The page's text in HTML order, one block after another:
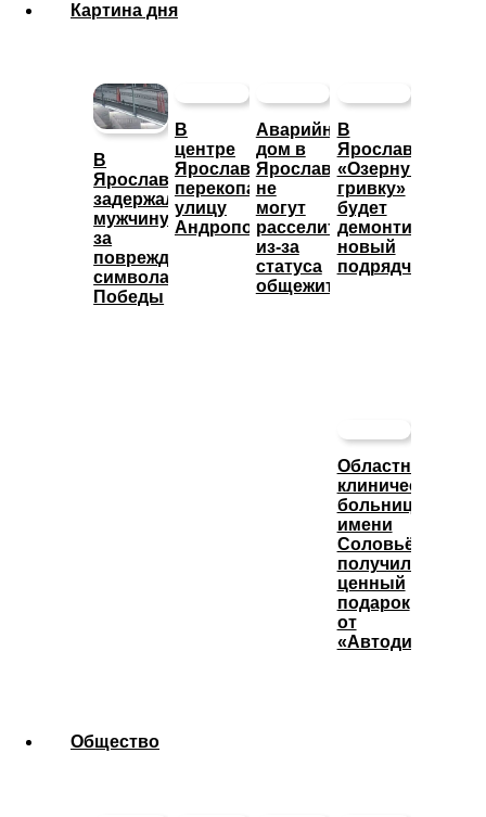
Картина дня
В
Ярославле
задержали
мужчину
за
повреждение
символа
Победы
В
центре
Ярославля
перекопали
улицу
Андропова
Аварийный
дом в
Ярославле
не
могут
расселить
из-за
статуса
общежития
В
Ярославле
«Озерную
гривку»
будет
демонтировать
новый
подрядчик
Областная
клиническая
больница
имени
Соловьёва
получила
ценный
подарок
от
«Автодизеля»
Общество